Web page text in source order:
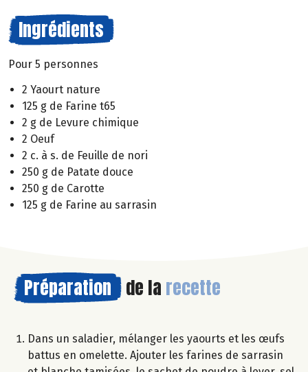
Ingrédients
Pour 5 personnes
2 Yaourt nature
125 g de Farine t65
2 g de Levure chimique
2 Oeuf
2 c. à s. de Feuille de nori
250 g de Patate douce
250 g de Carotte
125 g de Farine au sarrasin
Préparation de la recette
Dans un saladier, mélanger les yaourts et les œufs
battus en omelette. Ajouter les farines de sarrasin